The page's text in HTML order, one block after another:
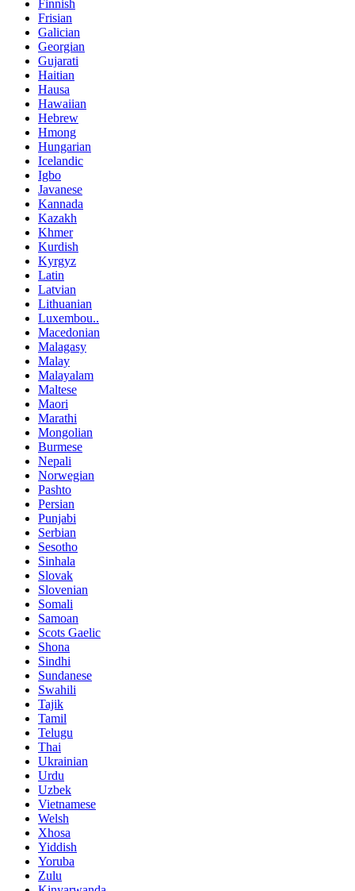
Finnish
Frisian
Galician
Georgian
Gujarati
Haitian
Hausa
Hawaiian
Hebrew
Hmong
Hungarian
Icelandic
Igbo
Javanese
Kannada
Kazakh
Khmer
Kurdish
Kyrgyz
Latin
Latvian
Lithuanian
Luxembou..
Macedonian
Malagasy
Malay
Malayalam
Maltese
Maori
Marathi
Mongolian
Burmese
Nepali
Norwegian
Pashto
Persian
Punjabi
Serbian
Sesotho
Sinhala
Slovak
Slovenian
Somali
Samoan
Scots Gaelic
Shona
Sindhi
Sundanese
Swahili
Tajik
Tamil
Telugu
Thai
Ukrainian
Urdu
Uzbek
Vietnamese
Welsh
Xhosa
Yiddish
Yoruba
Zulu